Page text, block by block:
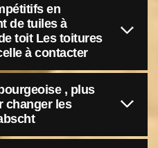
en
de tuiles à
toit Les toitures
à contacter
, plus
changer les